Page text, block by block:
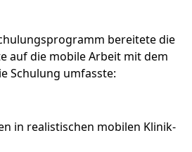
bereitete die
auf die mobile Arbeit mit dem
Schulung umfasste:
in realistischen mobilen Klinik-